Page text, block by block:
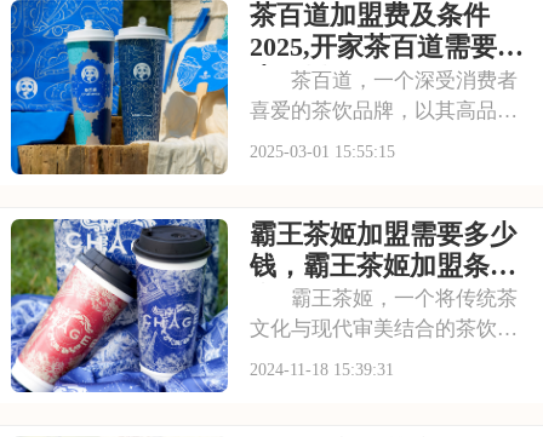
考。下面就来看看塔斯汀汉堡
店加盟起来多少钱，塔斯汀汉
堡加盟条件需要哪些的
茶百道加盟费及条件
2025,开家茶百道需要多
少万元
茶百道，一个深受消费者
喜爱的茶饮品牌，以其高品质
的饮品和温馨的店面环境，在
说，掌握加盟费及条件是决定
是否投资的关键。本文将为您
提供茶百道加盟的全
2025-03-01 15:55:15
霸王茶姬加盟需要多少
钱，霸王茶姬加盟条件
和费用分析
霸王茶姬，一个将传统茶
文化与现代审美结合的茶饮品
牌，以其丰富的茶品选择、独
2024-11-18 15:39:31